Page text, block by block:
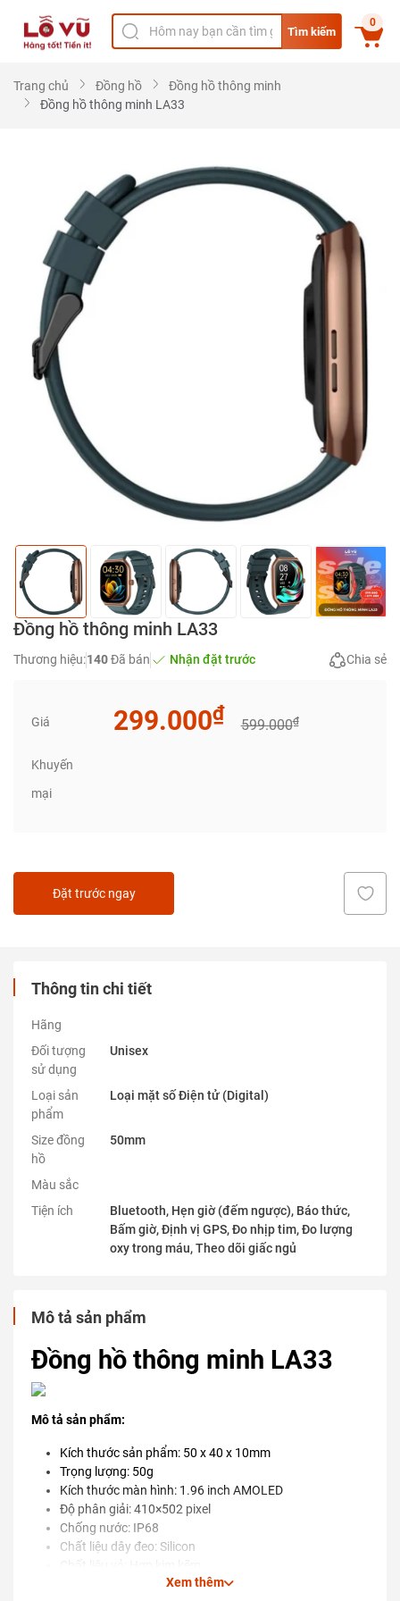
Tìm kiếm
0
Trang chủ Đồng hồ
Đồng hồ thông minh
Đồng hồ thông minh LA33
Đồng hồ thông minh LA33
Thương hiệu:140Đã bán Nhận đặt trước Chia sẻ
Giá 299.000₫
599.000₫
Khuyến
mại
Đặt trước ngay
Thông tin chi tiết
Hãng
Đối tượng
sử dụng
Unisex
Loại sản
phẩm
Loại mặt số Điện tử (Digital)
Size đồng
hồ
50mm
Màu sắc
Tiện ích
Bluetooth, Hẹn giờ (đếm ngược), Báo thức,
Bấm giờ, Định vị GPS, Đo nhịp tim, Đo lượng
oxy trong máu, Theo dõi giấc ngủ
Mô tả sản phẩm
Đồng hồ thông minh LA33
Mô tả sản phẩm:
Kích thước sản phẩm: 50 x 40 x 10mm
Trọng lượng: 50g
Kích thước màn hình: 1.96 inch AMOLED
Độ phân giải: 410×502 pixel
Chống nước: IP68
Chất liệu dây đeo: Silicon
Xem thêm